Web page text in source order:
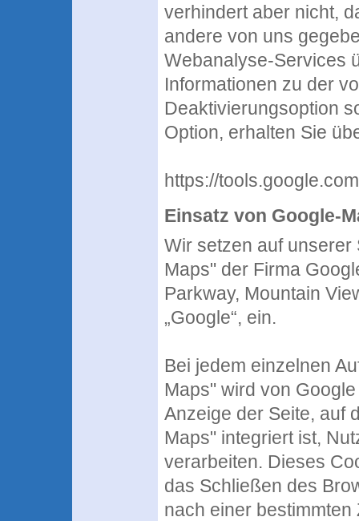
verhindert aber nicht,
andere von uns
Webanalyse-Services
Informationen zu der
Deaktivierungsoption
Option, erhalten Sie
https://
Einsatz von Google-
Wir setzen auf unserer
Maps" der Firma
Parkway, Mountain
„Google“, ein.
Bei jedem einzelnen
Maps" wird von
Anzeige der Seite, auf
Maps" integriert ist,
verarbeiten. Dieses
das Schließen des
nach einer